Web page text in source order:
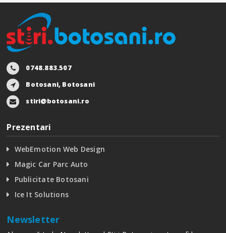
0748.883.507
Botosani, Botosani
stiri@botosani.ro
Prezentari
WebEmotion Web Design
Magic Car Parc Auto
Publicitate Botosani
Ice It Solutions
Newsletter